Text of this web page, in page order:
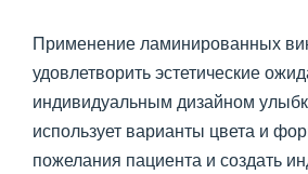
Применение ламинированных
удовлетворить эстетические
индивидуальным дизайном
использует варианты цвета и
пожелания пациента и создать